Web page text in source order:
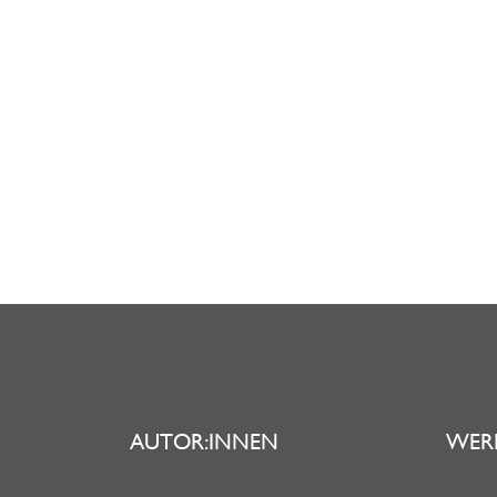
AUTOR:INNEN